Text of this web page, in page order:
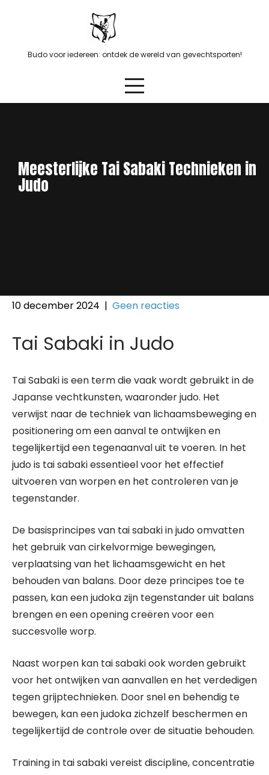
Budo voor iedereen: ontdek de wereld van gevechtsporten!
Meesterlijke Tai Sabaki Technieken in
Judo
10 december 2024 | Geen reacties
Tai Sabaki in Judo
Tai Sabaki is een term die vaak wordt gebruikt in de
Japanse vechtkunsten, waaronder judo. Het
verwijst naar de techniek van lichaamsbeweging en
positionering om een aanval te ontwijken en
tegelijkertijd een tegenaanval uit te voeren. In het
judo is tai sabaki essentieel voor het effectief
uitvoeren van worpen en het controleren van je
tegenstander.
De basisprincipes van tai sabaki in judo omvatten
het gebruik van cirkelvormige bewegingen,
verplaatsing van het lichaamsgewicht en het
behouden van balans. Door deze principes toe te
passen, kan een judoka zijn tegenstander uit balans
brengen en een opening creëren voor een
succesvolle worp.
Naast worpen kan tai sabaki ook worden gebruikt
voor het ontwijken van aanvallen en het verdedigen
tegen grijptechnieken. Door snel en behendig te
bewegen, kan een judoka zichzelf beschermen en
tegelijkertijd de controle over de situatie behouden.
Training in tai sabaki vereist discipline, concentratie